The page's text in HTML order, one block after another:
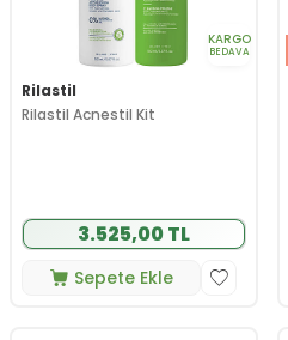
KARGO
BEDAVA
Rilastil
Rilastil Acnestil Kit
3.525,00 TL
Sepete Ekle